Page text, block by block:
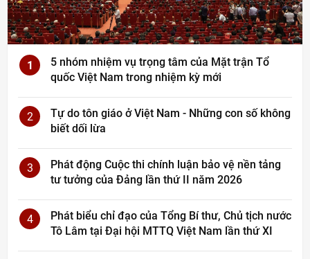
1
5 nhóm nhiệm vụ trọng tâm của Mặt trận Tổ
quốc Việt Nam trong nhiệm kỳ mới
2
Tự do tôn giáo ở Việt Nam - Những con số không
biết dối lừa
3
Phát động Cuộc thi chính luận bảo vệ nền tảng
tư tưởng của Đảng lần thứ II năm 2026
4
Phát biểu chỉ đạo của Tổng Bí thư, Chủ tịch nước
Tô Lâm tại Đại hội MTTQ Việt Nam lần thứ XI